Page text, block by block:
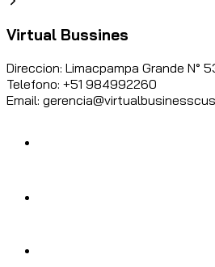
Virtual Bussines
Direccion: Limacpampa Grande N°
Telefono: +51 984992260
Email: